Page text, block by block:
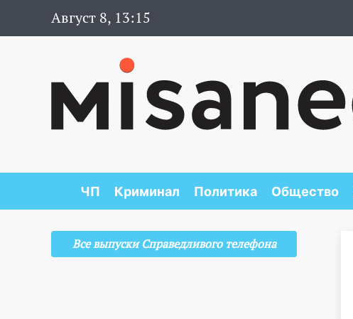
Август 8, 13:15
ЧП Криминал Политика Общество
Все выпуски Справедливого телефона